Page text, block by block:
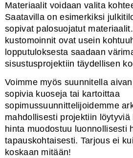
Materiaalit voidaan valita
Saatavilla on esimerkiksi
sopivat palosuojatut
kustomoinnit ovat usein
lopputuloksesta saadaan
sisustusprojektiin täydellisen
Voimme myös suunnitella
sopivia kuoseja tai kartoittaa
sopimussuunnittelijoidemme
mahdollisesti projektiin löytyviä
hinta muodostuu luonnollisesti
tapauskohtaisesti. Tarjous ei
koskaan mitään!